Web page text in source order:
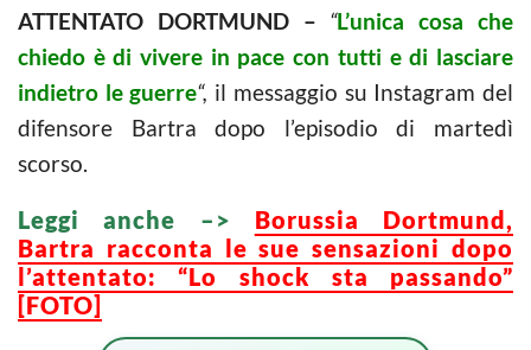
ATTENTATO DORTMUND – “L’unica cosa che
chiedo è di vivere in pace con tutti e di lasciare
indietro le guerre“, il messaggio su Instagram del
difensore Bartra dopo l’episodio di martedì
scorso.
Leggi anche –>
Borussia Dortmund,
Bartra racconta le sue sensazioni dopo
l’attentato: “Lo shock sta passando”
[FOTO]